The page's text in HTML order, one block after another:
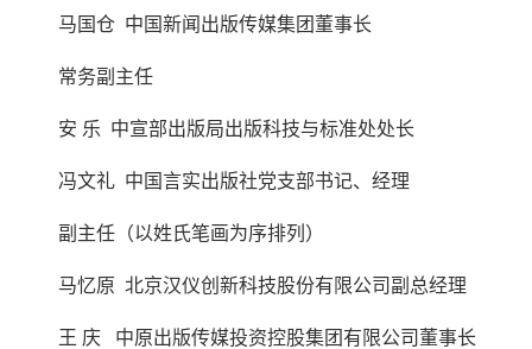
马国仓 中国新闻出版传媒集团董事长
常务副主任
安 乐 中宣部出版局出版科技与标准处处长
冯文礼 中国言实出版社党支部书记、经理
副主任（以姓氏笔画为序排列）
马忆原 北京汉仪创新科技股份有限公司副总经理
王 庆 中原出版传媒投资控股集团有限公司董事长